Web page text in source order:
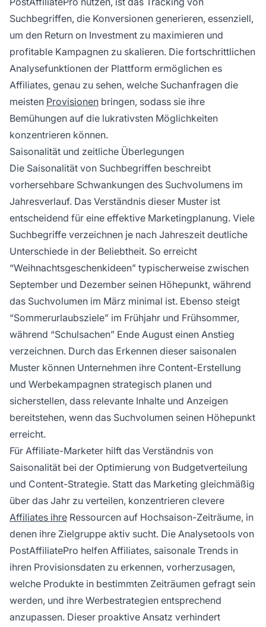
Suchbegriffen, die Konversionen generieren, essenziell,
um den Return on Investment zu maximieren und
profitable Kampagnen zu skalieren. Die fortschrittlichen
Analysefunktionen der Plattform ermöglichen es
Affiliates, genau zu sehen, welche Suchanfragen die
meisten Provisionen bringen, sodass sie ihre
Bemühungen auf die lukrativsten Möglichkeiten
konzentrieren können.
Saisonalität und zeitliche Überlegungen
Die Saisonalität von Suchbegriffen beschreibt
vorhersehbare Schwankungen des Suchvolumens im
Jahresverlauf. Das Verständnis dieser Muster ist
entscheidend für eine effektive Marketingplanung. Viele
Suchbegriffe verzeichnen je nach Jahreszeit deutliche
Unterschiede in der Beliebtheit. So erreicht
“Weihnachtsgeschenkideen” typischerweise zwischen
September und Dezember seinen Höhepunkt, während
das Suchvolumen im März minimal ist. Ebenso steigt
“Sommerurlaubsziele” im Frühjahr und Frühsommer,
während “Schulsachen” Ende August einen Anstieg
verzeichnen. Durch das Erkennen dieser saisonalen
Muster können Unternehmen ihre Content-Erstellung
und Werbekampagnen strategisch planen und
sicherstellen, dass relevante Inhalte und Anzeigen
bereitstehen, wenn das Suchvolumen seinen Höhepunkt
erreicht.
Für Affiliate-Marketer hilft das Verständnis von
Saisonalität bei der Optimierung von Budgetverteilung
und Content-Strategie. Statt das Marketing gleichmäßig
über das Jahr zu verteilen, konzentrieren clevere
Affiliates ihre Ressourcen auf Hochsaison-Zeiträume, in
denen ihre Zielgruppe aktiv sucht. Die Analysetools von
PostAffiliatePro helfen Affiliates, saisonale Trends in
ihren Provisionsdaten zu erkennen, vorherzusagen,
welche Produkte in bestimmten Zeiträumen gefragt sein
werden, und ihre Werbestrategien entsprechend
anzupassen. Dieser proaktive Ansatz verhindert